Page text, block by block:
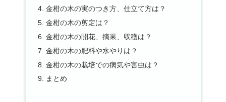
金柑の木の実のつき方、仕立て方は？
金柑の木の剪定は？
金柑の木の開花、摘果、収穫は？
金柑の木の肥料や水やりは？
金柑の木の栽培での病気や害虫は？
まとめ